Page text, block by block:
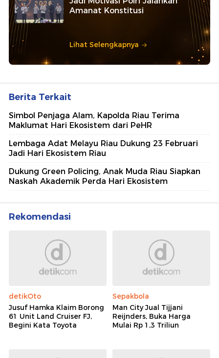
Amanat Konstitusi
Lihat Selengkapnya
Berita Terkait
Simbol Penjaga Alam, Kapolda Riau Terima
Maklumat Hari Ekosistem dari PeHR
Lembaga Adat Melayu Riau Dukung 23 Februari
Jadi Hari Ekosistem Riau
Dukung Green Policing, Anak Muda Riau Siapkan
Naskah Akademik Perda Hari Ekosistem
Rekomendasi
detikOto
Jusuf Hamka Klaim Borong
61 Unit Land Cruiser FJ,
Begini Kata Toyota
Sepakbola
Man City Jual Tijjani
Reijnders, Buka Harga
Mulai Rp 1,3 Triliun